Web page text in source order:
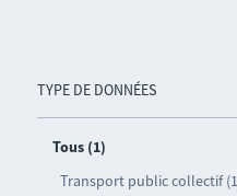
TYPE DE DONNÉES
Tous (1)
Transport public collectif